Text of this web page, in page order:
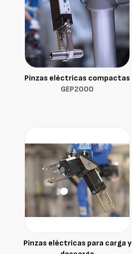
Pinzas eléctricas compactas
GEP2000
Pinzas eléctricas para carga y